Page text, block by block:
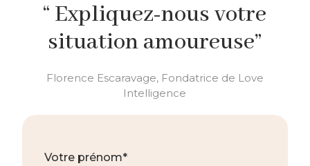
“ Expliquez-nous votre
situation amoureuse”
Florence Escaravage, Fondatrice de Love
Intelligence
Votre prénom*